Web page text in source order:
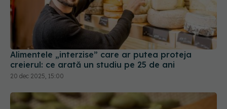
Alimentele „interzise” care ar putea proteja
creierul: ce arată un studiu pe 25 de ani
20 dec 2025, 15:00